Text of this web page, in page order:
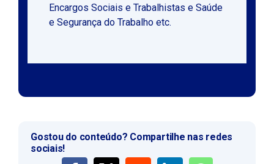
Encargos Sociais e Trabalhistas e Saúde
e Segurança do Trabalho etc.
Gostou do conteúdo? Compartilhe nas redes
sociais!